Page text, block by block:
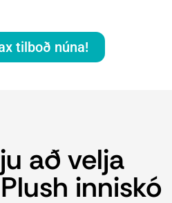
tilboð núna!
að velja
inniskó